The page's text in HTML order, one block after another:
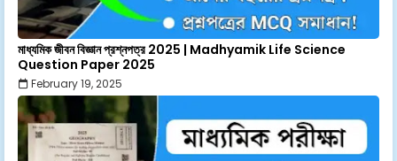
মাধ্যমিক জীবন বিজ্ঞান প্রশ্নপত্র 2025 | Madhyamik Life Science
Question Paper 2025
February 19, 2025